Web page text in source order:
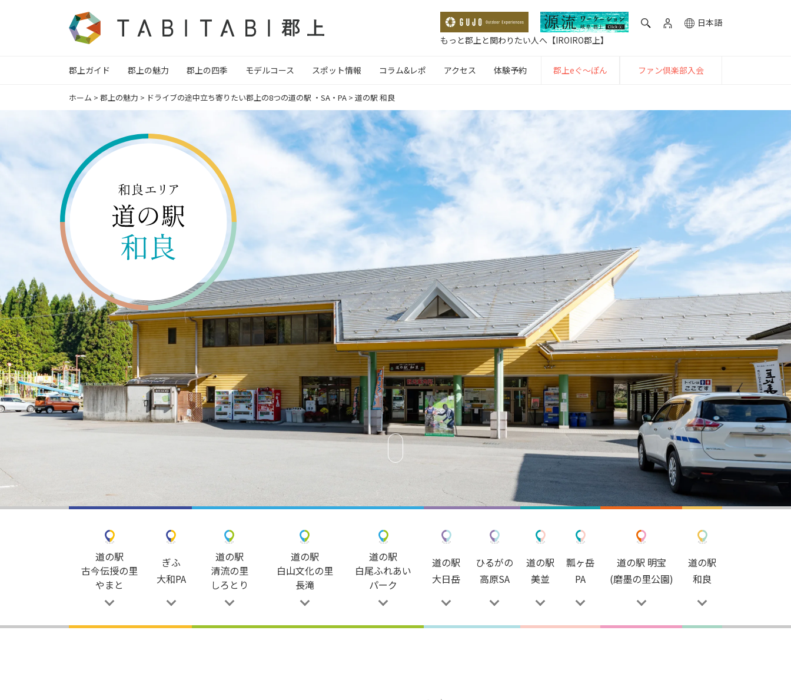
日本語
もっと郡上と関わりたい人へ【IROIRO郡上】
郡上ガイド 郡上の魅力 郡上の四季 モデルコース スポット情報 コラム&レポ アクセス 体験予約 郡上eぐ〜ぽん ファン倶楽部入会
ホーム > 郡上の魅力 > ドライブの途中立ち寄りたい郡上の8つの道の駅 ・SA・PA > 道の駅 和良
道の駅
古今伝授の里
やまと
ぎふ
大和PA
道の駅
清流の里
しろとり
道の駅
白山文化の里
長滝
道の駅
白尾ふれあい
パーク
道の駅
大日岳
ひるがの
高原SA
道の駅
美並
瓢ヶ岳
PA
道の駅 明宝
(磨墨の里公園)
道の駅
和良